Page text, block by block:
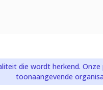
die wordt herkend.
toonaangevende